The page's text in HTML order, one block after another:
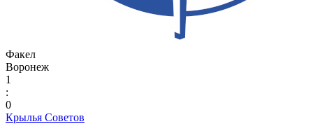
Факел
Воронеж
1
:
0
Крылья Советов